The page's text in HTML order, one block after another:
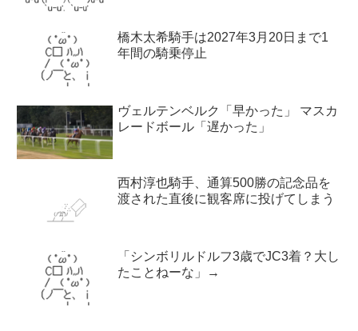
橋木太希騎手は2027年3月20日まで1
年間の騎乗停止
ヴェルテンベルク「早かった」 マスカ
レードボール「遅かった」
西村淳也騎手、通算500勝の記念品を
渡された直後に観客席に投げてしまう
「シンボリルドルフ3歳でJC3着？大し
たことねーな」→